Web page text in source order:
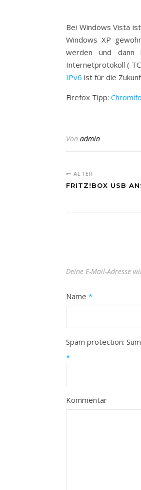
Bei Windows Vista
Windows XP
werden und dann
Internetprotokoll (
IPv6 ist für die
Firefox Tipp:
Von admin
ÄLTER
FRITZ!BOX USB
Deine E-Mail-Adresse
Name *
Spam protection:
*
Kommentar